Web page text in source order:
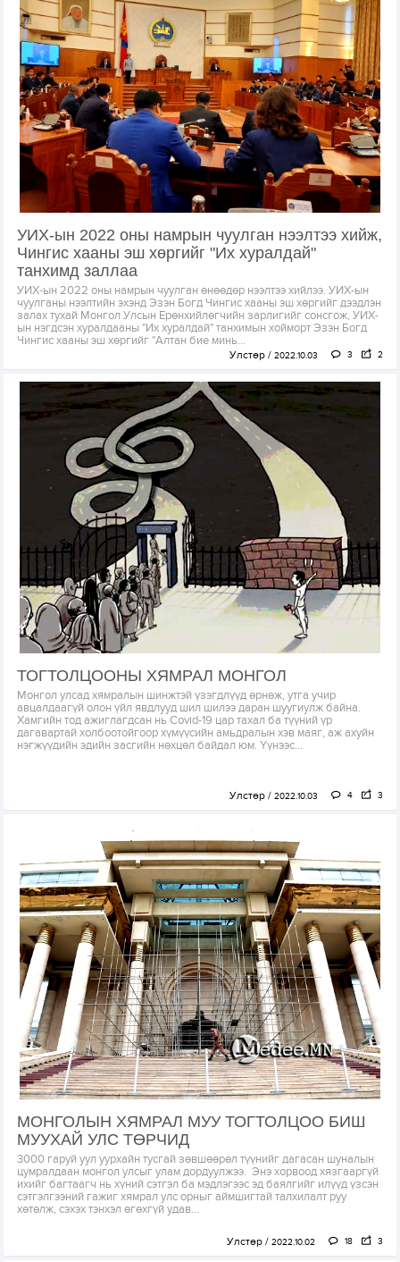
УИХ-ын 2022 оны намрын чуулган нээлтээ хийж,
Чингис хааны эш хөргийг "Их хуралдай"
танхимд заллаа
УИХ-ын 2022 оны намрын чуулган өнөөдөр нээлтээ хийлээ. УИХ-ын
чуулганы нээлтийн эхэнд Эзэн Богд Чингис хааны эш хөргийг дээдлэн
залах тухай Монгол Улсын Ерөнхийлөгчийн зарлигийг сонсгож, УИХ-
ын нэгдсэн хуралдааны "Их хуралдай" танхимын хойморт Эзэн Богд
Чингис хааны эш хөргийг "Алтан бие минь...
Улстөр 2022.10.03 3 2
ТОГТОЛЦООНЫ ХЯМРАЛ МОНГОЛ
Монгол улсад хямралын шинжтэй үзэгдлүүд өрнөж, утга учир
авцалдаагүй олон үйл явдлууд шил шилээ даран шуугиулж байна.
Хамгийн тод ажиглагдсан нь Covid-19 цар тахал ба түүний үр
дагавартай холбоотойгоор хүмүүсийн амьдралын хэв маяг, аж ахуйн
нэгжүүдийн эдийн засгийн нөхцөл байдал юм. Үүнээс...
Улстөр 2022.10.03 4 3
МОНГОЛЫН ХЯМРАЛ МУУ ТОГТОЛЦОО БИШ
МУУХАЙ УЛС ТӨРЧИД
3000 гаруй уул уурхайн тусгай зөвшөөрөл түүнийг дагасан шуналын
цумралдаан монгол улсыг улам дордуулжээ. Энэ хорвоод хязгааргүй
ихийг багтаагч нь хүний сэтгэл ба мэдлэгээс эд баялгийг илүүд үзсэн
сэтгэлгээний гажиг хямрал улс орныг аймшигтай талхилалт руу
хөтөлж, сэхэх тэнхэл өгөхгүй удав...
Улстөр 2022.10.02 18 3